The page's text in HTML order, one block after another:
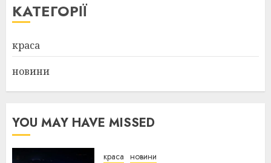
КАТЕГОРІЇ
краса
новини
YOU MAY HAVE MISSED
краса новини